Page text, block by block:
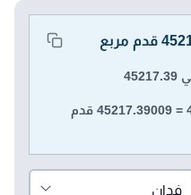
مربع
1 فدان × 45217.39 = 45217.39009 قدم